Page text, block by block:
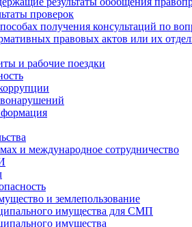
проверок
получения консультаций по
правовых актов или их
и рабочие поездки
и международное сотрудничество
и землепользование
имущества для СМП
имущества